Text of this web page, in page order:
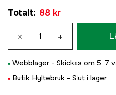
Totalt: 88 kr
× +
Webblager - Skickas om 5-7
Butik Hyltebruk - Slut i lager